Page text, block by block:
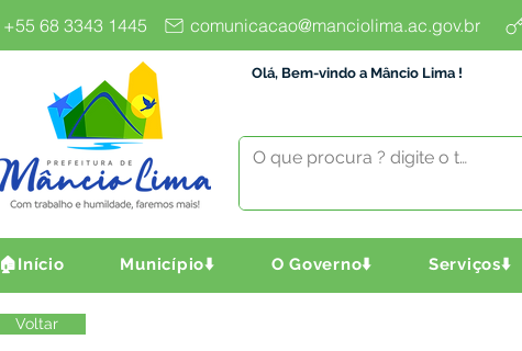
+55 68 3343 1445 comunicacao@manciolima.ac.gov.br
Olá, Bem-vindo a Mâncio Lima !
🏠Início Município⬇️ O Governo⬇️ Serviços⬇️
Voltar